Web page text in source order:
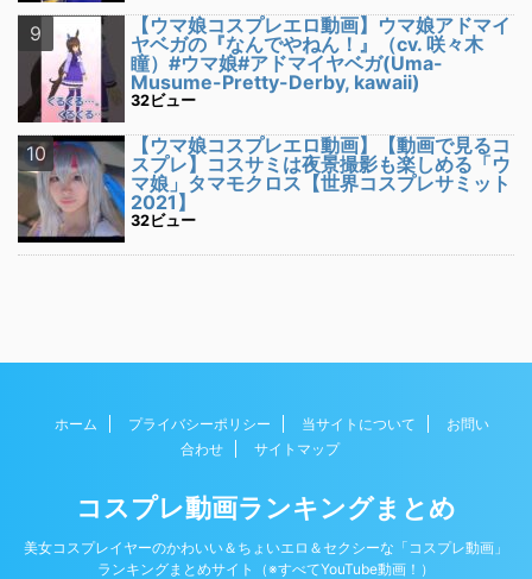
【ウマ娘コスプレエロ動画】ウマ娘アドマイ
ヤベガの『なんでやねん！』（cv. 咲々木
瞳）#ウマ娘#アドマイヤベガ(Uma-
Musume-Pretty-Derby, kawaii)
32ビュー
【ウマ娘コスプレエロ動画】【動画で見るコ
スプレ】コスサミは夜景撮影も楽しめる「ウ
マ娘」タマモクロス【世界コスプレサミット
2021】
32ビュー
ホーム プライバシーポリシー 当サイトについて
お問い
合わせ
サイトマップ
コスプレ動画ランキングまとめ
美女コスプレイヤーのかわいい＆ちょいエロ＆セクシーな「コスプレ動画」
ランキングまとめサイト（※すべてYouTube動画！）